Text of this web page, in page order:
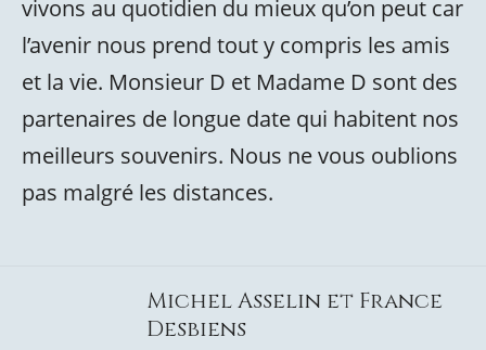
vivons au quotidien du mieux qu’on peut car
l’avenir nous prend tout y compris les amis
et la vie. Monsieur D et Madame D sont des
partenaires de longue date qui habitent nos
meilleurs souvenirs. Nous ne vous oublions
pas malgré les distances.
Michel Asselin et France
Desbiens